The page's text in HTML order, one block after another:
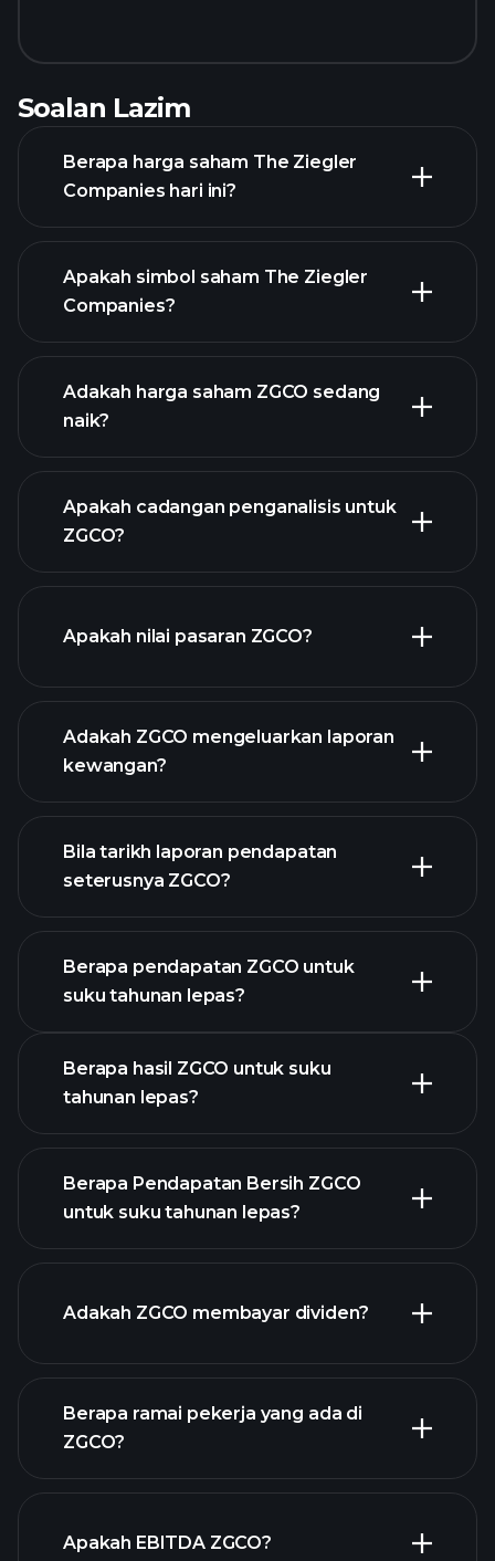
Soalan Lazim
Berapa harga saham The Ziegler
Companies hari ini?
grafik lanjutan
Apakah simbol saham The Ziegler
Companies?
Adakah harga saham ZGCO sedang
naik?
Apakah cadangan penganalisis untuk
ZGCO?
Apakah nilai pasaran ZGCO?
senarai saham kami
Adakah ZGCO mengeluarkan laporan
kewangan?
kewangan
ZGCO
Bila tarikh laporan pendapatan
seterusnya ZGCO?
Berapa pendapatan ZGCO untuk
suku tahunan lepas?
pendapatan ZGCO
Berapa hasil ZGCO untuk suku
tahunan lepas?
Berapa Pendapatan Bersih ZGCO
untuk suku tahunan lepas?
Adakah ZGCO membayar dividen?
Berapa ramai pekerja yang ada di
ZGCO?
majikan terbesar
Apakah EBITDA ZGCO?